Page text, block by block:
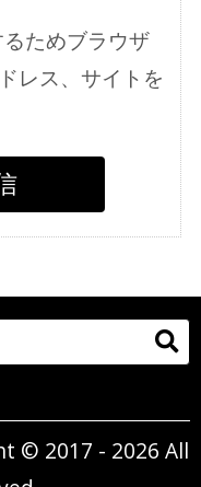
ためブラウザ
レス、サイトを
© 2017 - 2026 All